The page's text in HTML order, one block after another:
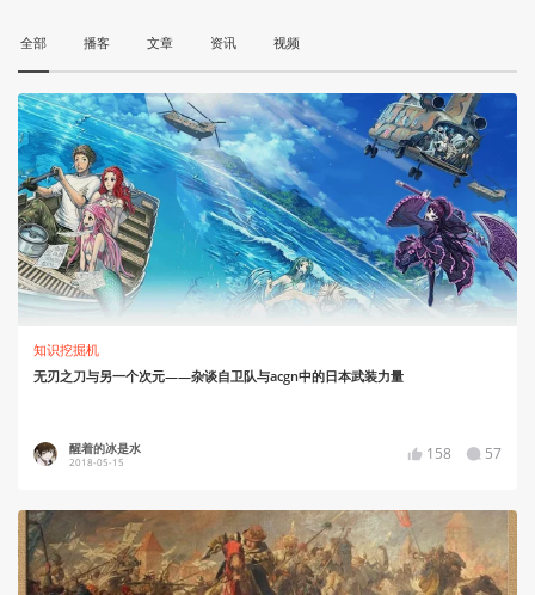
全部 播客 文章 资讯 视频
知识挖掘机
无刃之刀与另一个次元——杂谈自卫队与acgn中的日本武装力量
醒着的冰是水
2018-05-15 158 57